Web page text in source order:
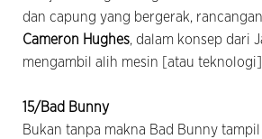
dan capung yang bergerak,
Cameron Hughes, dalam konsep dari
mengambil alih mesin [atau
15/Bad Bunny
Bukan tanpa makna Bad Bunny